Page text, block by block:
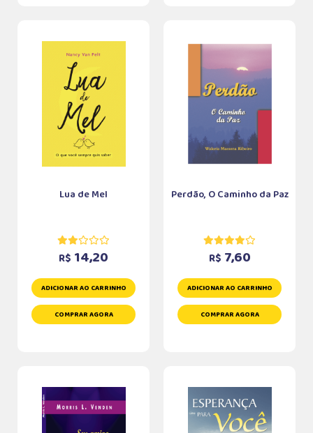
Lua de Mel
R$ 14,20
ADICIONAR AO CARRINHO
COMPRAR AGORA
Perdão, O Caminho da Paz
R$ 7,60
ADICIONAR AO CARRINHO
COMPRAR AGORA